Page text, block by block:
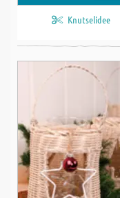
Knutselidee